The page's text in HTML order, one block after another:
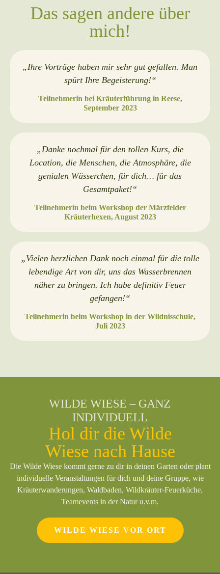
Das sagen andere über
mich!
„ Ihre Vorträge haben mir sehr gut gefallen. Man
spürt Ihre Begeisterung!“
Teilnehmerin bei Kräuterführung in Reese,
September 2023
„ Danke nochmal für den tollen Kurs, die
Location, die Menschen, die Atmosphäre, die
genialen Wässerchen, für dich… für das
Gesamtpaket!“
Teilnehmerin beim Workshop der Märzfelder
Kräuterhexen, August 2023
„ Vielen herzlichen Dank noch einmal für die tolle
lebendige Art von dir, uns das Wasserbrennen
näher zu bringen. Ich habe definitiv Feuer
gefangen!“
Teilnehmerin beim Workshop in der Wildnisschule,
Juli 2023
WILDE WIESE – GANZ
INDIVIDUELL
Hol dir die Wilde
Wiese nach Hause
Die Wilde Wiese kommt gerne zu dir in deinen Garten oder plant
individuelle Veranstaltungen für dich und deine Gruppe, wie
Kräuterwanderungen, Waldbaden, Wildkräuter-Feuerküche,
Teamevents in der Natur u.v.m.
WILDE WIESE VOR ORT